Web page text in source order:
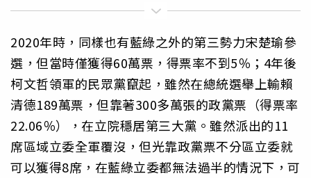
2020年時，同樣也有藍綠之外的第三勢力宋楚瑜參
選，但當時僅獲得60萬票，得票率不到5％；4年後
柯文哲領軍的民眾黨竄起，雖然在總統選舉上輸賴
清德189萬票，但靠著300多萬張的政黨票（得票率
22.06％），在立院穩居第三大黨。雖然派出的11
席區域立委全軍覆沒，但光靠政黨票不分區立委就
可以獲得8席，在藍綠立委都無法過半的情況下，可